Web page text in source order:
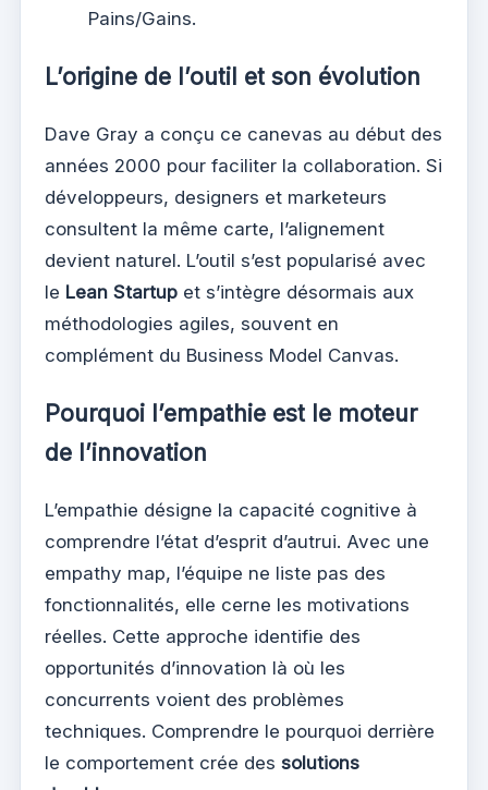
Pains/Gains.
L’origine de l’outil et son évolution
Dave Gray a conçu ce canevas au début des
années 2000 pour faciliter la collaboration. Si
développeurs, designers et marketeurs
consultent la même carte, l’alignement
devient naturel. L’outil s’est popularisé avec
le Lean Startup et s’intègre désormais aux
méthodologies agiles, souvent en
complément du Business Model Canvas.
Pourquoi l’empathie est le moteur
de l’innovation
L’empathie désigne la capacité cognitive à
comprendre l’état d’esprit d’autrui. Avec une
empathy map, l’équipe ne liste pas des
fonctionnalités, elle cerne les motivations
réelles. Cette approche identifie des
opportunités d’innovation là où les
concurrents voient des problèmes
techniques. Comprendre le pourquoi derrière
le comportement crée des solutions